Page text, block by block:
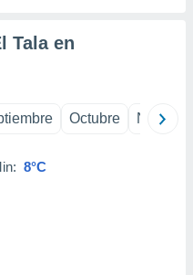
Tala en
Octubre
8°C